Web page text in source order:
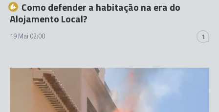
Como defender a habitação na era do
Alojamento Local?
19 Mai 02:00 1